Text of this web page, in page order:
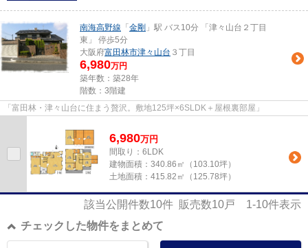
南海高野線 「 金剛 」駅 バス10分 「津々山台２丁目
東」 停歩5分
大阪府富田林市津々山台 ３丁目
6,980万円
築年数：築28年
階数：3階建
「富田林・津々山台に住まう贅沢。敷地125坪×6SLDK＋屋根裏部屋」
6,980万円
間取り：6LDK
建物面積： 340.86㎡（103.10坪）
土地面積： 415.82㎡（125.78坪）
該当公開件数10件 販売数10戸 1-10件表示
チェックした物件をまとめて